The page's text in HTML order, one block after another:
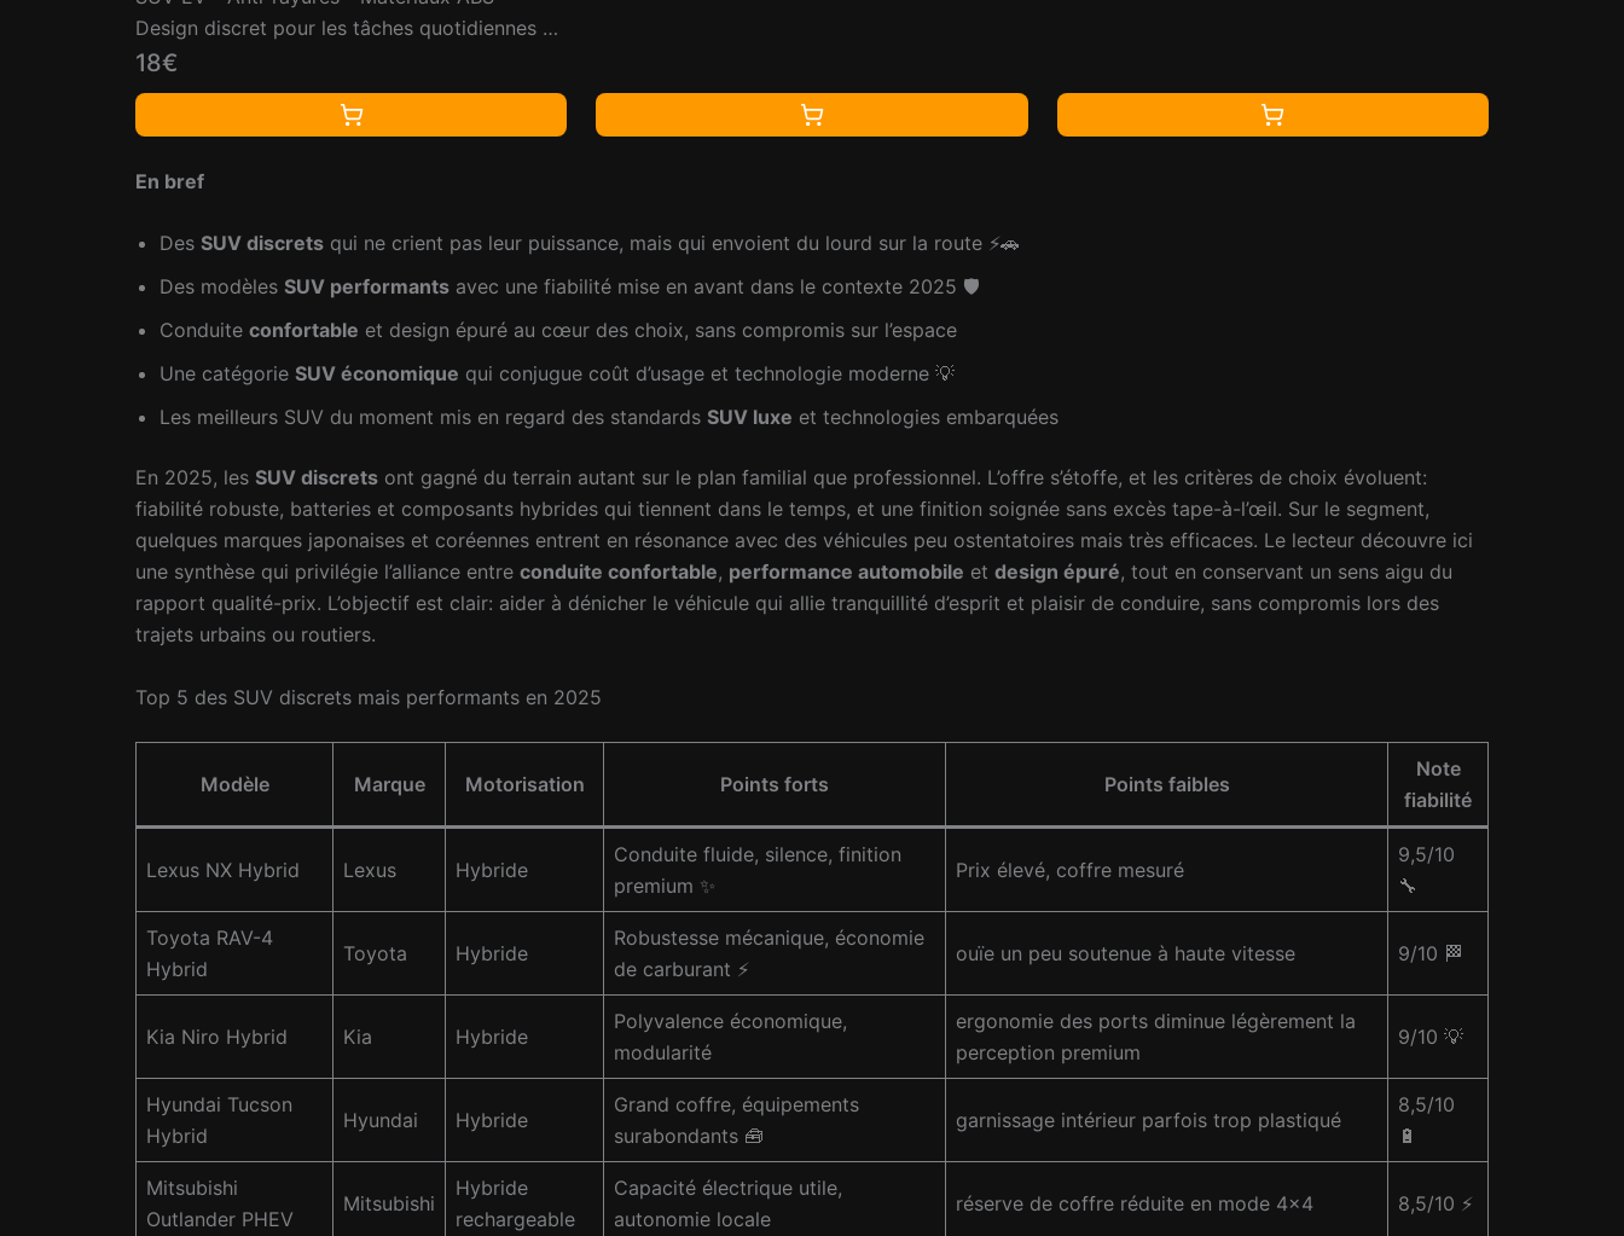
Design discret pour les tâches quotidiennes de
chargement
18€
En bref
Des SUV discrets qui ne crient pas leur puissance, mais qui envoient du lourd sur la route ⚡️🚗
Des modèles SUV performants avec une fiabilité mise en avant dans le contexte 2025 🛡️
Conduite confortable et design épuré au cœur des choix, sans compromis sur l’espace
Une catégorie SUV économique qui conjugue coût d’usage et technologie moderne 💡
Les meilleurs SUV du moment mis en regard des standards SUV luxe et technologies embarquées
En 2025, les SUV discrets ont gagné du terrain autant sur le plan familial que professionnel. L’offre s’étoffe, et les critères de choix évoluent:
fiabilité robuste, batteries et composants hybrides qui tiennent dans le temps, et une finition soignée sans excès tape-à-l’œil. Sur le segment,
quelques marques japonaises et coréennes entrent en résonance avec des véhicules peu ostentatoires mais très efficaces. Le lecteur découvre ici
une synthèse qui privilégie l’alliance entre conduite confortable, performance automobile et design épuré, tout en conservant un sens aigu du
rapport qualité-prix. L’objectif est clair: aider à dénicher le véhicule qui allie tranquillité d’esprit et plaisir de conduire, sans compromis lors des
trajets urbains ou routiers.
Top 5 des SUV discrets mais performants en 2025
Modèle Marque Motorisation Points forts Points faibles
Note
fiabilité
Lexus NX Hybrid Lexus Hybride
Conduite fluide, silence, finition
premium ✨
Prix élevé, coffre mesuré
9,5/10
🔧
Toyota RAV-4
Hybrid
Toyota Hybride
Robustesse mécanique, économie
de carburant ⚡
ouïe un peu soutenue à haute vitesse 9/10 🏁
Kia Niro Hybrid Kia Hybride
Polyvalence économique,
modularité
ergonomie des ports diminue légèrement la
perception premium
9/10 💡
Hyundai Tucson
Hybrid
Hyundai Hybride
Grand coffre, équipements
surabondants 🧰
garnissage intérieur parfois trop plastiqué
8,5/10
🔋
Mitsubishi
Outlander PHEV
Mitsubishi
Hybride
rechargeable
Capacité électrique utile,
autonomie locale
réserve de coffre réduite en mode 4×4 8,5/10 ⚡